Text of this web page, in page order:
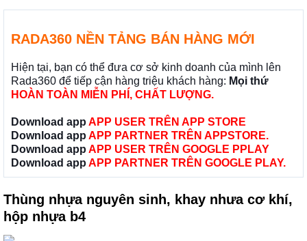
RADA360 NỀN TẢNG BÁN HÀNG MỚI
Hiện tại, bạn có thể đưa cơ sở kinh doanh của mình lên
Rada360 để tiếp cận hàng triệu khách hàng: Mọi thứ
HOÀN TOÀN MIỄN PHÍ, CHẤT LƯỢNG.
Download app APP USER TRÊN APP STORE
Download app APP PARTNER TRÊN APPSTORE.
Download app APP USER TRÊN GOOGLE PPLAY
Download app APP PARTNER TRÊN GOOGLE PLAY.
Thùng nhựa nguyên sinh, khay nhưa cơ khí,
hộp nhựa b4